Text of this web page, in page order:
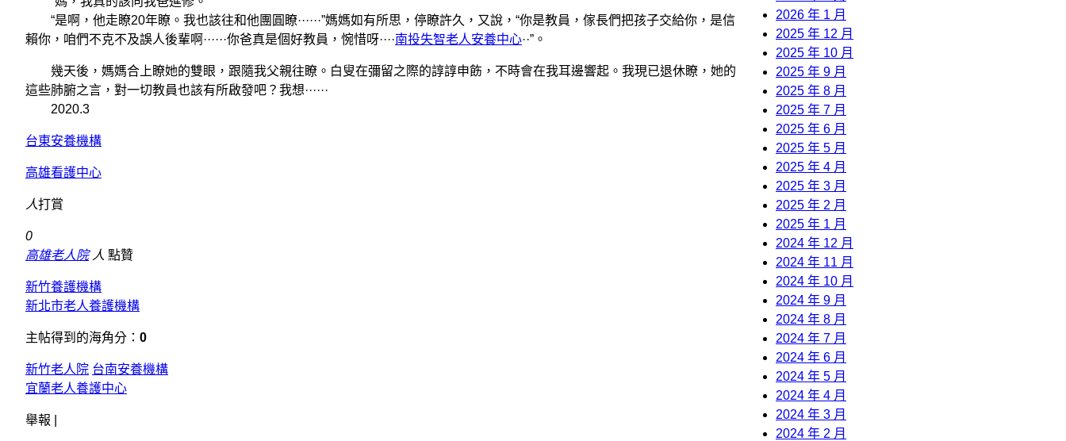
“是啊，他走瞭20年瞭。我也該往和他團圓瞭······”媽媽如有所思，停瞭許久，又說，“你是教員，傢長們把孩子交給你，是信
賴你，咱們不克不及誤人後輩啊······你爸真是個好教員，惋惜呀····南投失智老人安養中心··”。
幾天後，媽媽合上瞭她的雙眼，跟隨我父親往瞭。白叟在彌留之際的諄諄申飭，不時會在我耳邊響起。我現已退休瞭，她的
這些肺腑之言，對一切教員也該有所啟發吧？我想······
2020.3
台東安養機構
高雄看護中心
人打賞
0
高雄老人院人 點贊
新竹養護機構
新北市老人養護機構
主帖得到的海角分： 0
新竹老人院 台南安養機構
宜蘭老人養護中心
舉報 |
2026 年 1 月
2025 年 12 月
2025 年 10 月
2025 年 9 月
2025 年 8 月
2025 年 7 月
2025 年 6 月
2025 年 5 月
2025 年 4 月
2025 年 3 月
2025 年 2 月
2025 年 1 月
2024 年 12 月
2024 年 11 月
2024 年 10 月
2024 年 9 月
2024 年 8 月
2024 年 7 月
2024 年 6 月
2024 年 5 月
2024 年 4 月
2024 年 3 月
2024 年 2 月